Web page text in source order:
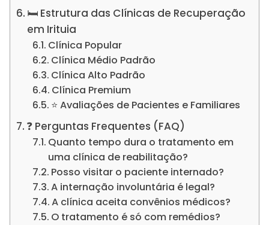
🛏️ Estrutura das Clínicas de Recuperação
em Irituia
Clínica Popular
Clínica Médio Padrão
Clínica Alto Padrão
Clínica Premium
⭐ Avaliações de Pacientes e Familiares
❓ Perguntas Frequentes (FAQ)
Quanto tempo dura o tratamento em
uma clínica de reabilitação?
Posso visitar o paciente internado?
A internação involuntária é legal?
A clínica aceita convênios médicos?
O tratamento é só com remédios?